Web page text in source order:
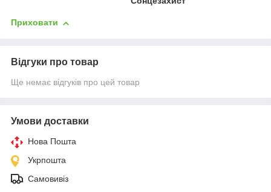
Приховати
Відгуки про товар
Ще немає відгуків про цей товар
Умови доставки
Нова Пошта
Укрпошта
Самовивіз